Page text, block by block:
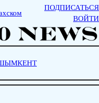
ПОДПИСАТЬСЯ
ВОЙТИ